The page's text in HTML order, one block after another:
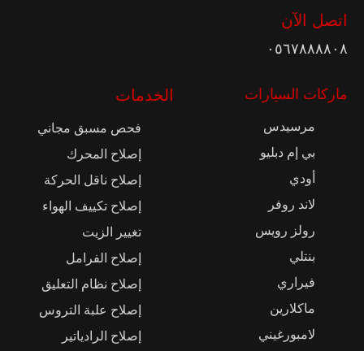
اتصل الآن
٠٥٦٧٨٨٨٨٠٨
ماركات السيارات
مرسيدس
بي إم دبليو
أودي
لاند روفر
رولز رويس
بنتلي
فيراري
ماكلارين
لامبورغيني
الخدمات
فحص مسبق مجاني
إصلاح المحرك
إصلاح ناقل الحركة
إصلاح تكييف الهواء
تغيير الزيت
إصلاح الفرامل
إصلاح نظام التعليق
إصلاح علبة التروس
إصلاح الرادياتير